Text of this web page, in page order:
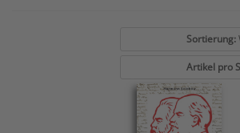
Sortierung:
Artikel pro